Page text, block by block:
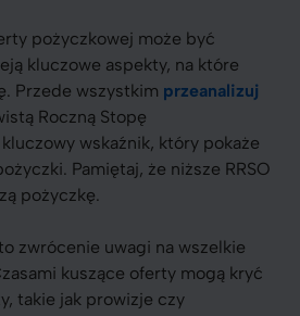
pożyczkowej może być
kluczowe aspekty, na które
Przede wszystkim przeanalizuj
Roczną Stopę
wskaźnik, który pokaże
Pamiętaj, że niższe RRSO
pożyczkę.
zwrócenie uwagi na wszelkie
kuszące oferty mogą kryć
takie jak prowizje czy